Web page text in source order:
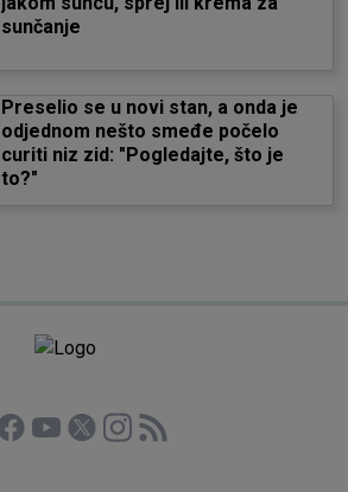
sunčanje
Preselio se u novi stan, a onda je
odjednom nešto smeđe počelo
curiti niz zid: "Pogledajte, što je
to?"